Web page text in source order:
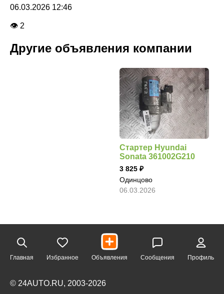
06.03.2026 12:46
👁 2
Другие объявления компании
Стартер Hyundai
Sonata 361002G210
3 825
Одинцово
06.03.2026
Главная Избранное Объявления Сообщения Профиль
© 24AUTO.RU, 2003-2026